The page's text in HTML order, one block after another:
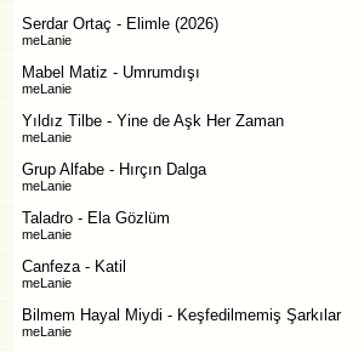
Serdar Ortaç - Elimle (2026)
meLanie
Mabel Matiz - Umrumdışı
meLanie
Yıldız Tilbe - Yine de Aşk Her Zaman
meLanie
Grup Alfabe - Hırçın Dalga
meLanie
Taladro - Ela Gözlüm
meLanie
Canfeza - Katil
meLanie
Bilmem Hayal Miydi - Keşfedilmemiş Şarkılar
meLanie